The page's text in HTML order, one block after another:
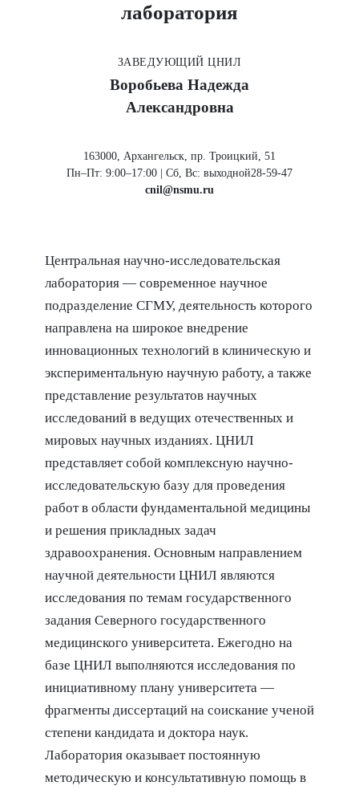
лаборатория
ЗАВЕДУЮЩИЙ ЦНИЛ
Воробьева Надежда
Александровна
163000, Архангельск, пр. Троицкий, 51
Пн–Пт: 9:00–17:00 | Сб, Вс: выходной28-59-47
cnil@nsmu.ru
Центральная научно-исследовательская
лаборатория — современное научное
подразделение СГМУ, деятельность которого
направлена на широкое внедрение
инновационных технологий в клиническую и
экспериментальную научную работу, а также
представление результатов научных
исследований в ведущих отечественных и
мировых научных изданиях. ЦНИЛ
представляет собой комплексную научно-
исследовательскую базу для проведения
работ в области фундаментальной медицины
и решения прикладных задач
здравоохранения. Основным направлением
научной деятельности ЦНИЛ являются
исследования по темам государственного
задания Северного государственного
медицинского университета. Ежегодно на
базе ЦНИЛ выполняются исследования по
инициативному плану университета —
фрагменты диссертаций на соискание ученой
степени кандидата и доктора наук.
Лаборатория оказывает постоянную
методическую и консультативную помощь в